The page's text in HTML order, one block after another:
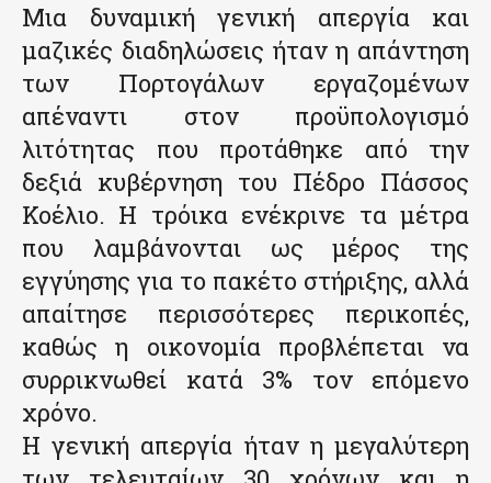
Μια δυναμική γενική απεργία και
μαζικές διαδηλώσεις ήταν η απάντηση
των Πορτογάλων εργαζομένων
απέναντι στον προϋπολογισμό
λιτότητας που προτάθηκε από την
δεξιά κυβέρνηση του Πέδρο Πάσσος
Κοέλιο. Η τρόικα ενέκρινε τα μέτρα
που λαμβάνονται ως μέρος της
εγγύησης για το πακέτο στήριξης, αλλά
απαίτησε περισσότερες περικοπές,
καθώς η οικονομία προβλέπεται να
συρρικνωθεί κατά 3% τον επόμενο
χρόνο.
Η γενική απεργία ήταν η μεγαλύτερη